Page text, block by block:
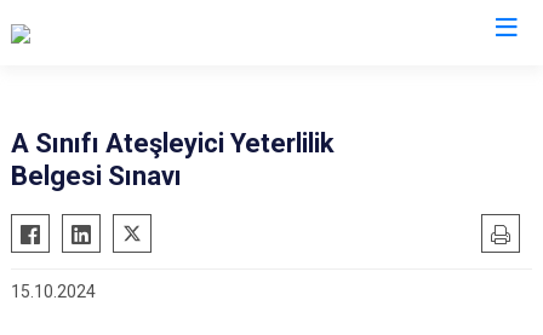
A Sınıfı Ateşleyici Yeterlilik
Belgesi Sınavı
15.10.2024